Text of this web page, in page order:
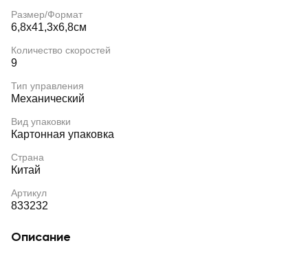
Размер/Формат
6,8х41,3х6,8см
Количество скоростей
9
Тип управления
Механический
Вид упаковки
Картонная упаковка
Страна
Китай
Артикул
833232
Описание